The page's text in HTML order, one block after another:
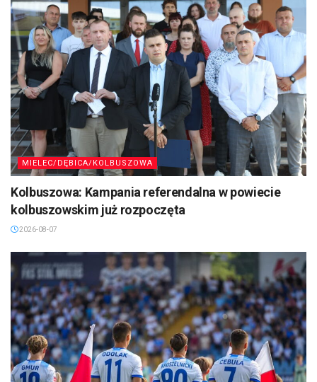
MIELEC/DĘBICA/KOLBUSZOWA
Kolbuszowa: Kampania referendalna w powiecie
kolbuszowskim już rozpoczęta
2026-08-07